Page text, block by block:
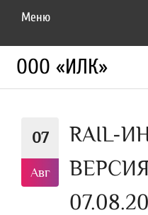
Меню
ООО «ИЛК»
07
Авг
RAIL-